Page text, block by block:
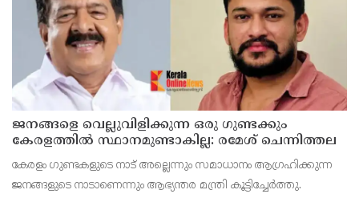
ജനങ്ങളെ വെല്ലുവിളിക്കുന്ന ഒരു ഗുണ്ടക്കും
കേരളത്തില്‍ സ്ഥാനമുണ്ടാകില്ല: രമേശ് ചെന്നിത്തല
കേരളം ഗുണ്ടകളുടെ നാട് അല്ലെന്നും സമാധാനം ആഗ്രഹിക്കുന്ന
ജനങ്ങളുടെ നാടാണെന്നും ആഭ്യന്തര മന്ത്രി കൂട്ടിച്ചേര്‍ത്തു.